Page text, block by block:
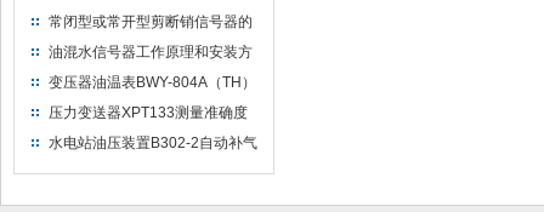
常闭型或常开型剪断销信号器的
工作原理
油混水信号器工作原理和安装方
式
变压器油温表BWY-804A（TH）
测量范围
压力变送器XPT133测量准确度
不高是什么原因导致的？
水电站油压装置B302-2自动补气